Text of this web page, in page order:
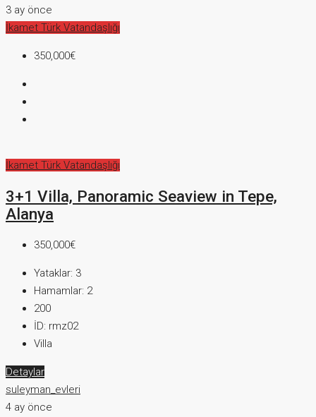
3 ay önce
İkamet Türk Vatandaşlığı
350,000€
İkamet Türk Vatandaşlığı
3+1 Villa, Panoramic Seaview in Tepe,
Alanya
350,000€
Yataklar: 3
Hamamlar: 2
200
İD: rmz02
Villa
Detaylar
suleyman_evleri
4 ay önce